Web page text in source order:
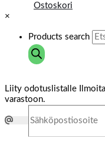
Ostoskori
×
Products search
Liity odotuslistalle
varastoon.